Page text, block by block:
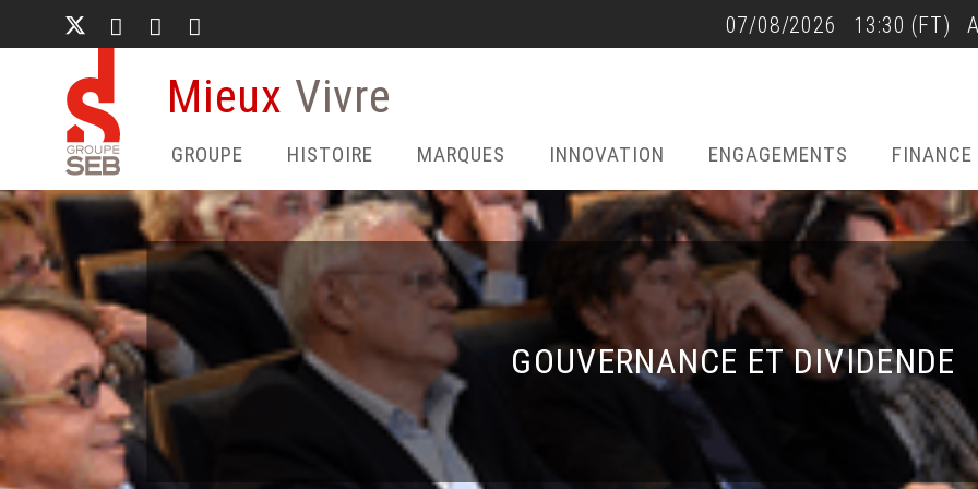
principal
07/08/2026 13:30 (FT)
Mieux Vivre
GROUPE HISTOIRE MARQUES INNOVATION ENGAGEMENTS FINANCE
40,960RmB -0,73%
22/07/2026 - 17:40
GOUVERNANCE ET DIVIDENDE